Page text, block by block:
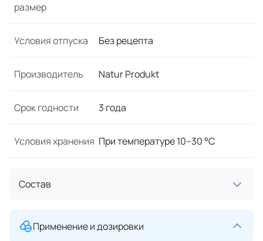
размер
Условия отпуска Без рецепта
Производитель Natur Produkt
Срок годности 3 года
Условия хранения При температуре 10–30 °C
Состав
Применение и дозировки